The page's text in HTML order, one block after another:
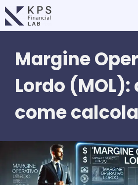
Vai
contenuto
Margine
Lordo (MOL):
come